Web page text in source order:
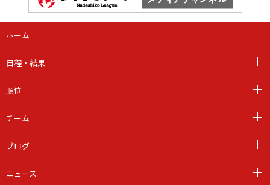
ホーム
日程・結果
順位
チーム
ブログ
ニュース